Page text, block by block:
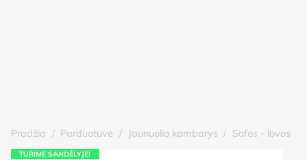
Pradžia / Parduotuvė / Jaunuolio kambarys / Sofos - lovos
TURIME SANDĖLYJE!